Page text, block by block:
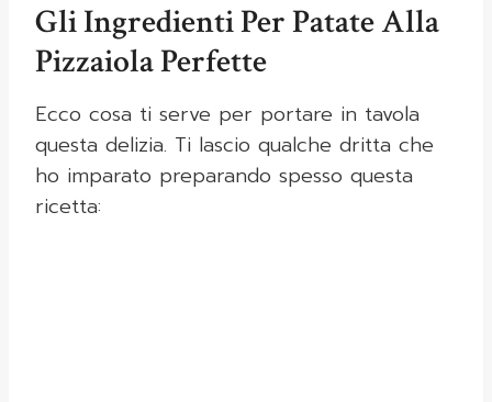
Gli Ingredienti Per Patate Alla
Pizzaiola Perfette
Ecco cosa ti serve per portare in tavola
questa delizia. Ti lascio qualche dritta che
ho imparato preparando spesso questa
ricetta: